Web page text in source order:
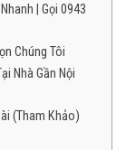
| Gọi 0943
Chúng Tôi
Nhà Gần Nội
(Tham Khảo)